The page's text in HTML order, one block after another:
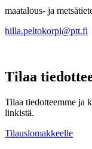
maatalous- ja
hilla.peltokorpi@ptt.fi
Tilaa
Tilaa tiedotteemme ja
linkistä.
Tilauslomakkeelle